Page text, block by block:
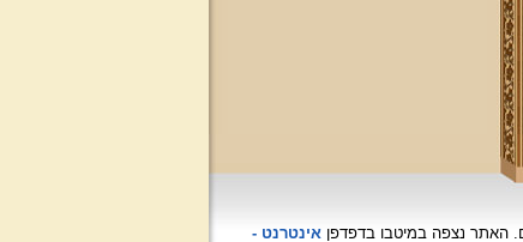
האתר נצפהבמיטבו בדפדפןאינטרנט -